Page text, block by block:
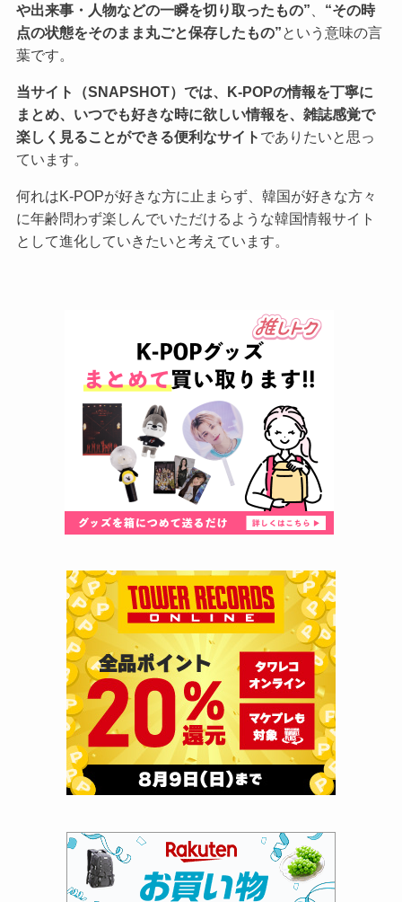
や出来事・人物などの一瞬を切り取ったもの”
“その時
点の状態をそのまま丸ごと保存したもの” という意味の言
葉です。
当サイト（SNAPSHOT）では、K-POPの情報を丁寧に
まとめ、いつでも好きな時に欲しい情報を、雑誌感覚で
楽しく見ることができる便利なサイト でありたいと思っ
ています。
何れはK-POPが好きな方に止まらず、韓国が好きな方々
に年齢問わず楽しんでいただけるような韓国情報サイト
として進化していきたいと考えています。